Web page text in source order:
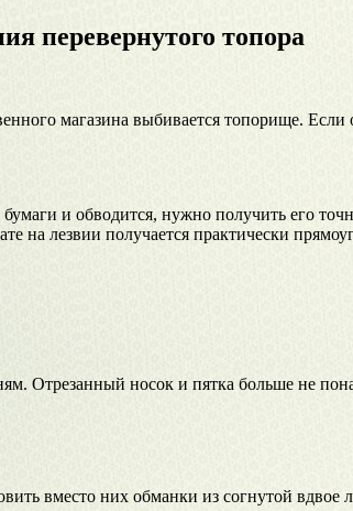
перевернутого топора
магазина выбивается топорище.
и обводится, нужно получить его
на лезвии получается практически
Отрезанный носок и пятка больше не
вместо них обманки из согнутой вдвое